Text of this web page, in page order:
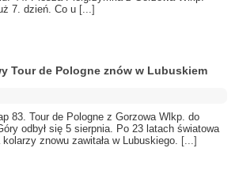
7. dzień. Co u [...]
Tour de Pologne znów w Lubuskiem
83. Tour de Pologne z Gorzowa Wlkp. do
odbył się 5 sierpnia. Po 23 latach światowa
kolarzy znowu zawitała w Lubuskiego. [...]